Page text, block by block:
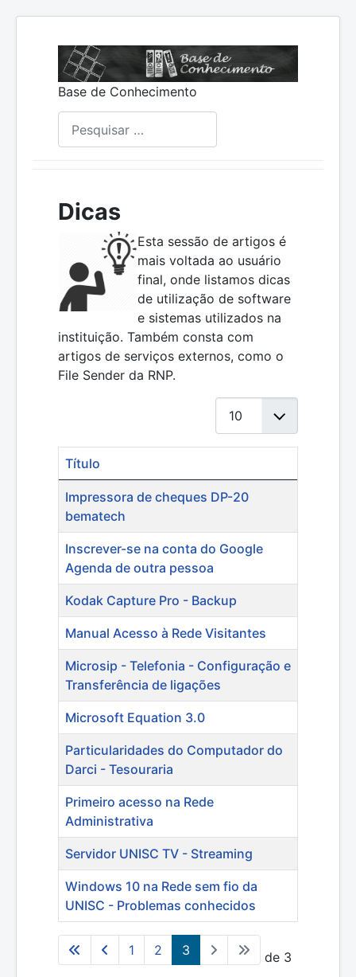
Base de Conhecimento
Dicas
Esta sessão de artigos é
mais voltada ao usuário
final, onde listamos dicas
de utilização de software
e sistemas utilizados na
instituição. Também consta com
artigos de serviços externos, como o
File Sender da RNP.
Artigos
Título
Impressora de cheques DP-20
bematech
Inscrever-se na conta do Google
Agenda de outra pessoa
Kodak Capture Pro - Backup
Manual Acesso à Rede Visitantes
Microsip - Telefonia - Configuração e
Transferência de ligações
Microsoft Equation 3.0
Particularidades do Computador do
Darci - Tesouraria
Primeiro acesso na Rede
Administrativa
Servidor UNISC TV - Streaming
Windows 10 na Rede sem fio da
UNISC - Problemas conhecidos
Página 3 de 3
1 2 3